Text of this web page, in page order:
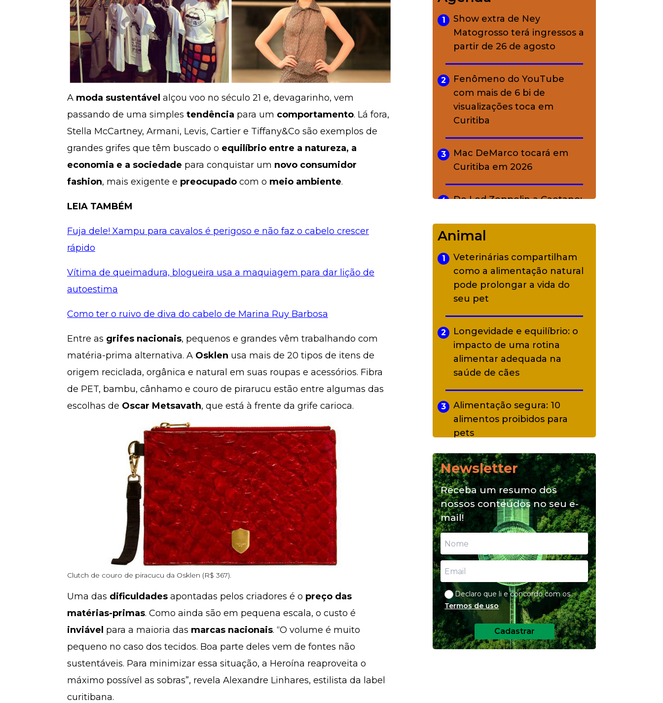
A moda sustentável alçou voo no século 21 e, devagarinho, vem
passando de uma simples tendência para um comportamento. Lá fora,
Stella McCartney, Armani, Levis, Cartier e Tiffany&Co são exemplos de
grandes grifes que têm buscado o equilíbrio entre a natureza, a
economia e a sociedade para conquistar um novo consumidor
fashion, mais exigente e preocupado com o meio ambiente.
LEIA TAMBÉM
Fuja dele! Xampu para cavalos é perigoso e não faz o cabelo crescer
rápido
Vítima de queimadura, blogueira usa a maquiagem para dar lição de
autoestima
Como ter o ruivo de diva do cabelo de Marina Ruy Barbosa
Entre as grifes nacionais, pequenos e grandes vêm trabalhando com
matéria-prima alternativa. A Osklen usa mais de 20 tipos de itens de
origem reciclada, orgânica e natural em suas roupas e acessórios. Fibra
de PET, bambu, cânhamo e couro de pirarucu estão entre algumas das
escolhas de Oscar Metsavath, que está à frente da grife carioca.
Clutch de couro de piracucu da Osklen (R$ 367).
Uma das dificuldades apontadas pelos criadores é o preço das
matérias-primas. Como ainda são em pequena escala, o custo é
inviável para a maioria das marcas nacionais. “O volume é muito
pequeno no caso dos tecidos. Boa parte deles vem de fontes não
sustentáveis. Para minimizar essa situação, a Heroína reaproveita o
máximo possível as sobras”, revela Alexandre Linhares, estilista da label
curitibana.
conquistou o luxo
A ciência por trás da
skincare: a função de cada
ativo
1
Show extra de Ney
Matogrosso terá ingressos a
partir de 26 de agosto
2
Fenômeno do YouTube
com mais de 6 bi de
visualizações toca em
Curitiba
3
Mac DeMarco tocará em
Curitiba em 2026
4
De Led Zeppelin a Caetano:
diverso a partir de R$ 17
5
Adriana Calcanhotto retoma
alter ego infantil para show
em Curitiba
Animal
1
Veterinárias compartilham
como a alimentação natural
pode prolongar a vida do
seu pet
2
Longevidade e equilíbrio: o
impacto de uma rotina
alimentar adequada na
saúde de cães
3
Alimentação segura: 10
alimentos proibidos para
pets
4
Alimentação natural e mix
feeding: conheça essas
opções para nutrição do seu
pet
Newsletter
Receba um resumo dos
nossos conteúdos no seu e-
mail!
Declaro que li e concordo com os
Termos de uso
Cadastrar